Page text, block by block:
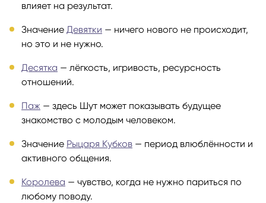
влияет на результат.
Значение Девятки — ничего нового не происходит,
но это и не нужно.
Десятка — лёгкость, игривость, ресурсность
отношений.
Паж — здесь Шут может показывать будущее
знакомство с молодым человеком.
Значение Рыцаря Кубков — период влюблённости и
активного общения.
Королева — чувство, когда не нужно париться по
любому поводу.